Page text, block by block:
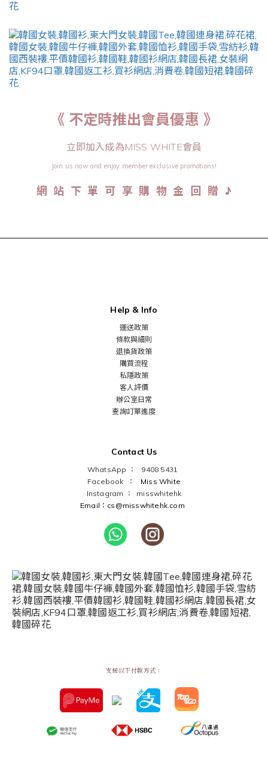
《 不定時推出會員優惠 》
立即加入成為MISS WHITE會員
Join us now and enjoy member exclusive promotions!
網 站 下 單 可 享 購 物 金 回 贈 ♪
Help & Info
運送政策
條款與細則
退換貨政策
購買流程
私隱政策
客人評價
辦公室日常
查詢訂單進度
Contact Us
WhatsApp ： 9408 5431
Facebook ： Miss White
Instagram ： misswhitehk
Email：cs@misswhitehk.com
支援以下付款方式：